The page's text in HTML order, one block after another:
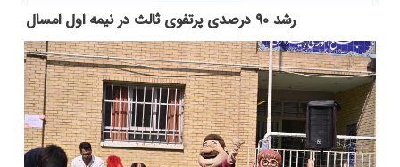
رشد ۹۰ درصدی پرتفوی ثالث در نیمه اول امسال